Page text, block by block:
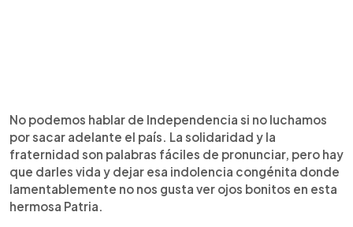
No podemos hablar de Independencia si no luchamos
por sacar adelante el país. La solidaridad y la
fraternidad son palabras fáciles de pronunciar, pero hay
que darles vida y dejar esa indolencia congénita donde
lamentablemente no nos gusta ver ojos bonitos en esta
hermosa Patria.